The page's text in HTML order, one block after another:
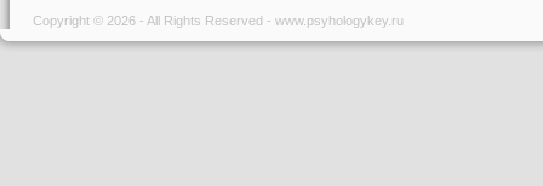
Copyright © 2026 - All Rights Reserved - www.psyhologykey.ru